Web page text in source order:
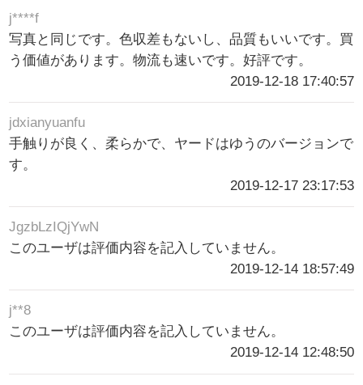
j****f
写真と同じです。色収差もないし、品質もいいです。買
う価値があります。物流も速いです。好評です。
2019-12-18 17:40:57
jdxianyuanfu
手触りが良く、柔らかで、ヤードはゆうのバージョンで
す。
2019-12-17 23:17:53
JgzbLzIQjYwN
このユーザは評価内容を記入していません。
2019-12-14 18:57:49
j**8
このユーザは評価内容を記入していません。
2019-12-14 12:48:50